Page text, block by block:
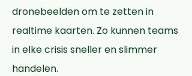
dronebeelden om te zetten in
realtime kaarten. Zo kunnen teams
in elke crisis sneller en slimmer
handelen.